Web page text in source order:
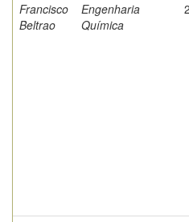
Francisco
Beltrao
Engenharia
Química